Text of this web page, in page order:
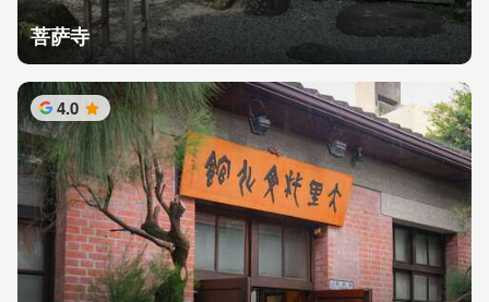
菩萨寺
4.0 星